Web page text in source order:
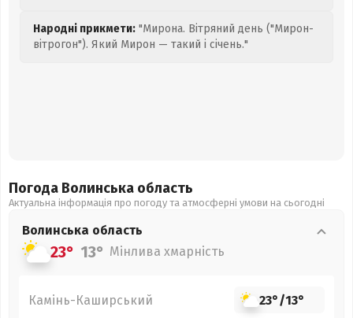
Народні прикмети: "Мирона. Вітряний день ("Мирон-
вітрогон"). Який Мирон — такий і січень."
Погода Волинська область
Актуальна інформація про погоду та атмосферні умови на сьогодні
Волинська область
23° 13° Мінлива хмарність
Камінь-Каширський 23°/13°